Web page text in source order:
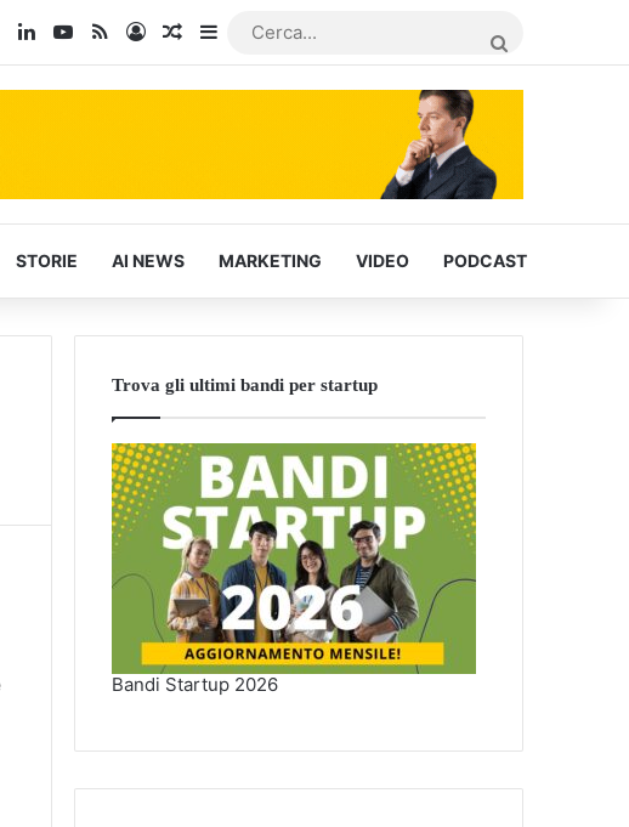
LinkedInYou Tube
RSSAccediArticoli Casuali
Barra laterale
STORIE AI NEWS MARKETING VIDEO PODCAST
Trova gli ultimi bandi per startup
Bandi Startup 2026